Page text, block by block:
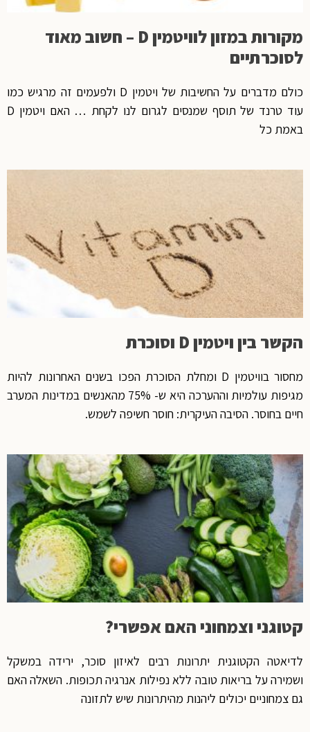
מקורות במזון לוויטמין D – חשוב מאוד
לסוכרתיים
כולם מדברים על החשיבות של ויטמין D ולפעמים זה מרגיש כמו
עוד טרנד של תוסף שמנסים לגרום לנו לקחת … האם ויטמין D
באמת כל
הקשר בין ויטמין D וסוכרת
מחסור בוויטמין D ומחלת הסוכרת הפכו בשנים האחרונות להיות
מגיפות עולמיות וההערכה היא ש- 75% מהאנשים במדינות המערב
חיים בחוסר. הסיבה העיקרית: חוסר חשיפה לשמש.
קטוגני וצמחוני האם אפשרי?
לדיאטה הקטוגנית יתרונות רבים לאיזון סוכר, ירידה במשקל
ושמירה על בריאות טובה ללא נפילות אנרגיה תכופות. השאלה האם
גם צמחוניים יכולים ליהנות מהיתרונות שיש לתזונה